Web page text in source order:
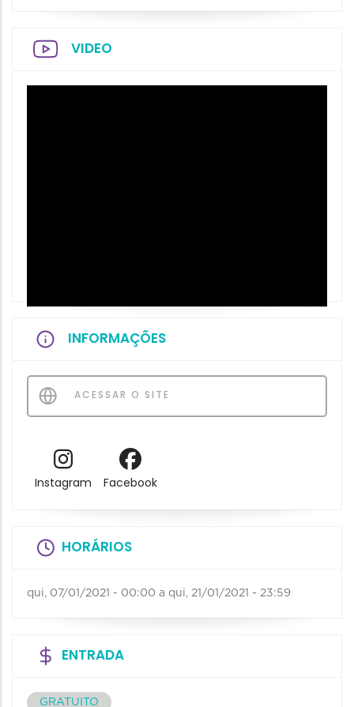
VIDEO
INFORMAÇÕES
ACESSAR O SITE
Instagram Facebook
HORÁRIOS
qui, 07/01/2021 - 00:00 a qui, 21/01/2021 - 23:59
ENTRADA
GRATUITO